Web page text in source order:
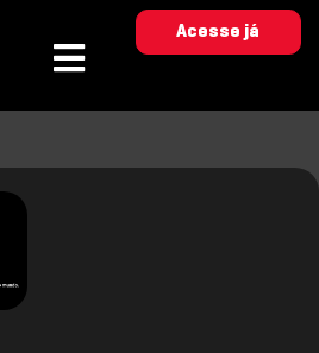
Acesse já